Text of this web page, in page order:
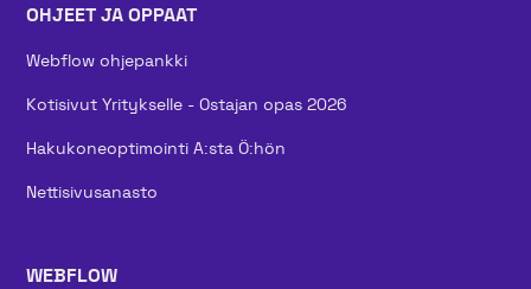
OHJEET JA OPPAAT
Webflow ohjepankki
Kotisivut Yritykselle - Ostajan opas 2026
Hakukoneoptimointi A:sta Ö:hön
Nettisivusanasto
WEBFLOW